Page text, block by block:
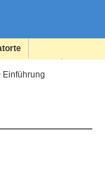
Einführung